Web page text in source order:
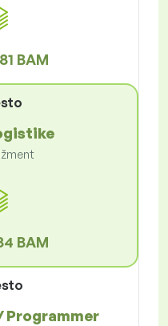
BAM
BAM
Programmer